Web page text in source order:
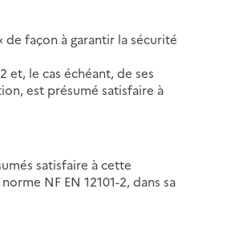
de façon à garantir la sécurité
et, le cas échéant, de ses
est présumé satisfaire à
satisfaire à cette
NF EN 12101-2, dans sa